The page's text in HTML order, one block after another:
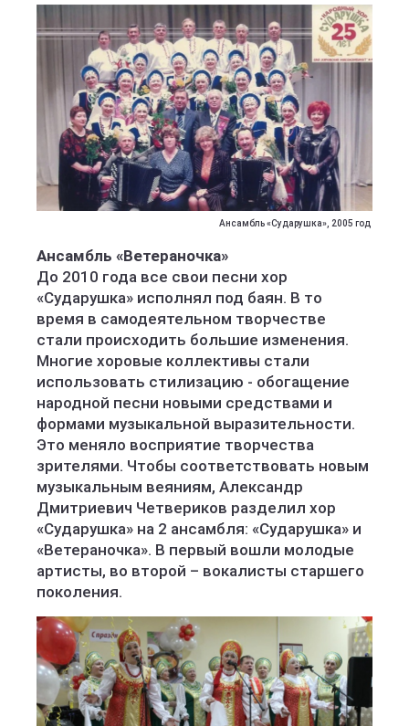
Ансамбль «Сударушка», 2005 год
Ансамбль «Ветераночка»
До 2010 года все свои песни хор
«Сударушка» исполнял под баян. В то
время в самодеятельном творчестве
стали происходить большие изменения.
Многие хоровые коллективы стали
использовать стилизацию - обогащение
народной песни новыми средствами и
формами музыкальной выразительности.
Это меняло восприятие творчества
зрителями. Чтобы соответствовать новым
музыкальным веяниям, Александр
Дмитриевич Четвериков разделил хор
«Сударушка» на 2 ансамбля: «Сударушка» и
«Ветераночка». В первый вошли молодые
артисты, во второй – вокалисты старшего
поколения.